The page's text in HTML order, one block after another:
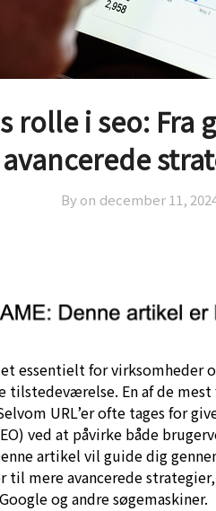
rolle i seo:
avancerede
By on december 11,
essentielt for virksomheder
tilstedeværelse. En af de
URL’er ofte tages for
ved at påvirke både
artikel vil guide dig
til mere avancerede
og andre søgemaskiner.